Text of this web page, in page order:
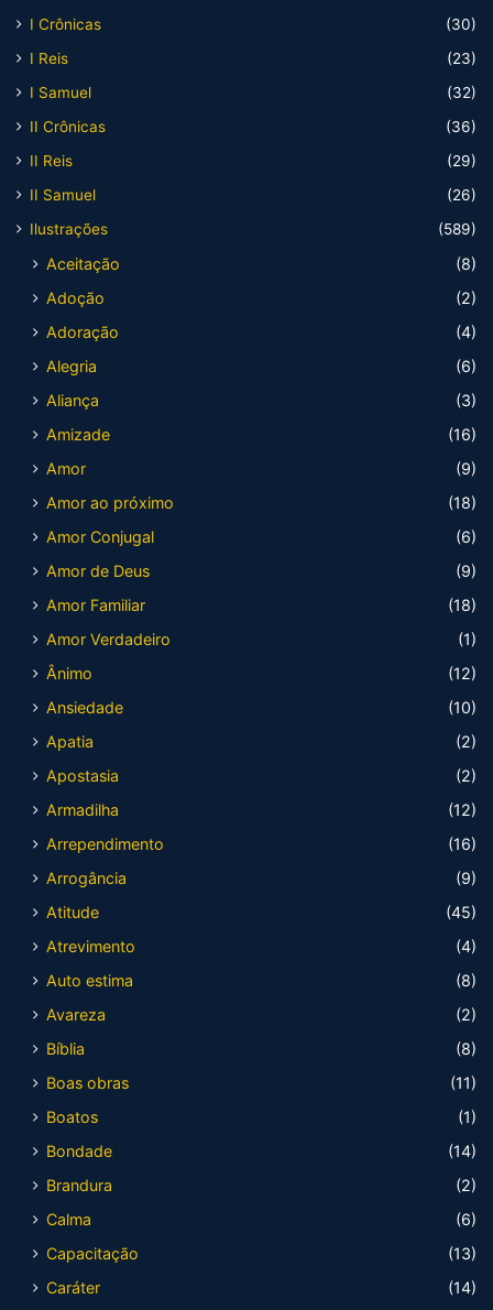
I Crônicas
(30)
I Reis
(23)
I Samuel
(32)
II Crônicas
(36)
II Reis
(29)
II Samuel
(26)
Ilustrações
(589)
Aceitação
(8)
Adoção
(2)
Adoração
(4)
Alegria
(6)
Aliança
(3)
Amizade
(16)
Amor
(9)
Amor ao próximo
(18)
Amor Conjugal
(6)
Amor de Deus
(9)
Amor Familiar
(18)
Amor Verdadeiro
(1)
Ânimo
(12)
Ansiedade
(10)
Apatia
(2)
Apostasia
(2)
Armadilha
(12)
Arrependimento
(16)
Arrogância
(9)
Atitude
(45)
Atrevimento
(4)
Auto estima
(8)
Avareza
(2)
Bíblia
(8)
Boas obras
(11)
Boatos
(1)
Bondade
(14)
Brandura
(2)
Calma
(6)
Capacitação
(13)
Caráter
(14)